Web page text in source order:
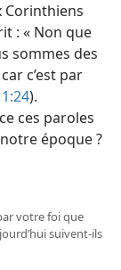
Corinthiens
: « Non que
sommes des
c’est par
).
ces paroles
époque ?
votre foi que
suivent-ils